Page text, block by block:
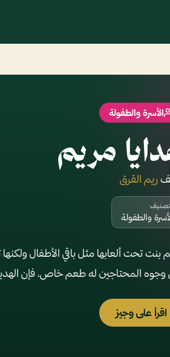
الأسرة والطفولة
مريم
ريم القرق
والطفولة
بنت تحت ألعابها مثل باقي الأطفال
وجوه المحتاجين له طعم خاص، فإن
اقرأ على وجيز